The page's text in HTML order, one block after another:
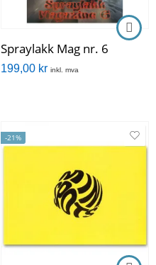
Spraylakk Mag nr. 6
199,00 kr inkl. mva
-21%